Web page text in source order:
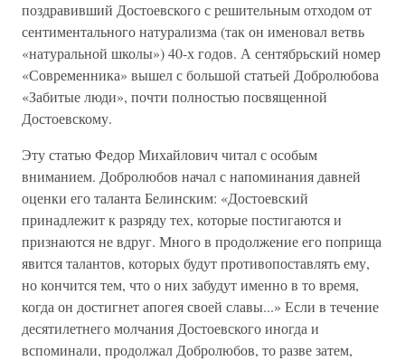
поздравивший Достоевского с решительным отходом от
сентиментального натурализма (так он именовал ветвь
«натуральной школы») 40-х годов. А сентябрьский номер
«Современника» вышел с большой статьей Добролюбова
«Забитые люди», почти полностью посвященной
Достоевскому.
Эту статью Федор Михайлович читал с особым
вниманием. Добролюбов начал с напоминания давней
оценки его таланта Белинским: «Достоевский
принадлежит к разряду тех, которые постигаются и
признаются не вдруг. Много в продолжение его поприща
явится талантов, которых будут противопоставлять ему,
но кончится тем, что о них забудут именно в то время,
когда он достигнет апогея своей славы...» Если в течение
десятилетнего молчания Достоевского иногда и
вспоминали, продолжал Добролюбов, то разве затем,